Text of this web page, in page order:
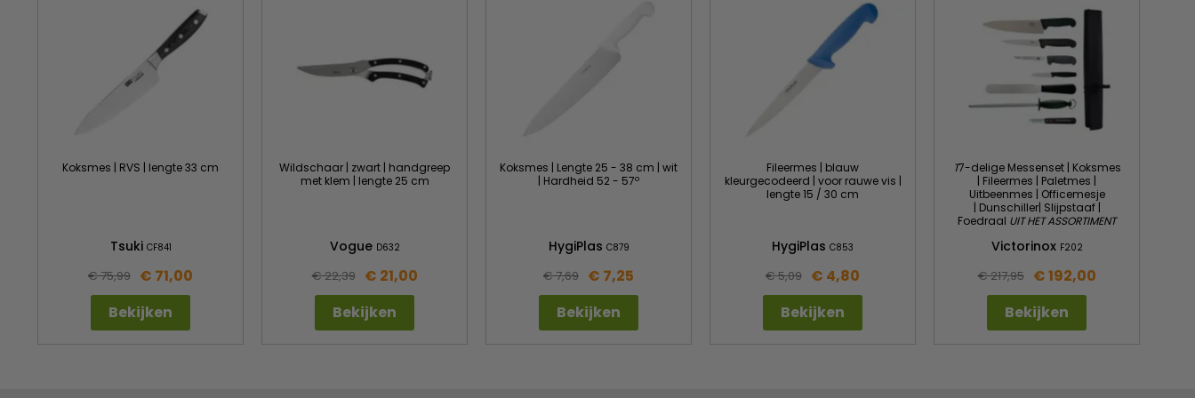
Koksmes | RVS | lengte 33 cm
Tsuki CF841
€ 75,99 € 71,00
Bekijken
Wildschaar | zwart | handgreep
met klem | lengte 25 cm
Vogue D632
€ 22,39
€ 21,00
Bekijken
Koksmes | Lengte 25 - 38 cm | wit
| Hardheid 52 - 57º
HygiPlas C879
€ 7,69 € 7,25
Bekijken
Fileermes | blauw
kleurgecodeerd | voor rauwe vis |
lengte 15 / 30 cm
HygiPlas C853
€ 5,09 € 4,80
Bekijken
T7-delige Messenset | Koksmes
| Fileermes | Paletmes |
Uitbeenmes | Officemesje
| Dunschiller| Slijpstaaf |
Foedraal UIT HET ASSORTIMENT
Victorinox F202
€ 217,95
€ 192,00
Bekijken